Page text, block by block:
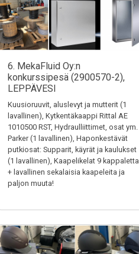
6. MekaFluid Oy:n
konkurssipesä (2900570-2),
LEPPÄVESI
Kuusioruuvit, aluslevyt ja mutterit (1
lavallinen), Kytkentäkaappi Rittal AE
1010500 RST, Hydraulliittimet, osat ym.
Parker (1 lavallinen), Haponkestävät
putkiosat: Supparit, käyrät ja kaulukset
(1 lavallinen), Kaapelikelat 9 kappaletta
+ lavallinen sekalaisia kaapeleita ja
paljon muuta!